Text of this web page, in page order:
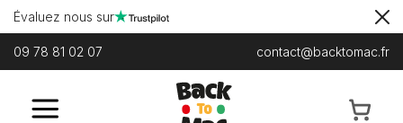
Évaluez nous sur
09 78 81 02 07 contact@backtomac.fr